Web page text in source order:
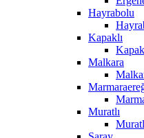
Hayrabolu
Kapaklı
Malkara
Muratlı